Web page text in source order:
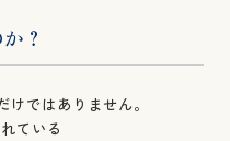
？
ではありません。
ている